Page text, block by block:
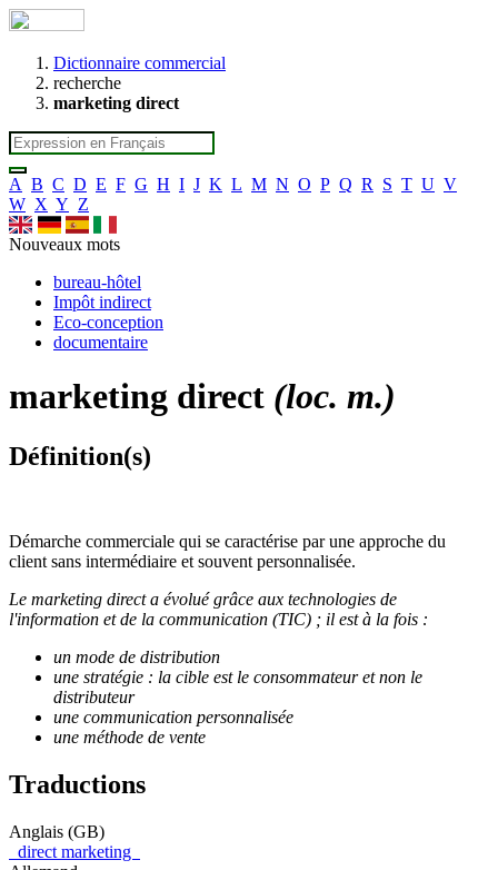
Dictionnaire commercial
recherche
marketing direct
A B C D E F G H I J K L M N O P Q R S T U V
W X Y Z
Nouveaux mots
bureau-hôtel
Impôt indirect
Eco-conception
documentaire
marketing direct (loc. m.)
Définition(s)
Démarche commerciale qui se caractérise par une approche du
client sans intermédiaire et souvent personnalisée.
Le marketing direct a évolué grâce aux technologies de
l'information et de la communication (TIC) ; il est à la fois :
un mode de distribution
une stratégie : la cible est le consommateur et non le
distributeur
une communication personnalisée
une méthode de vente
Traductions
Anglais (GB)
direct marketing